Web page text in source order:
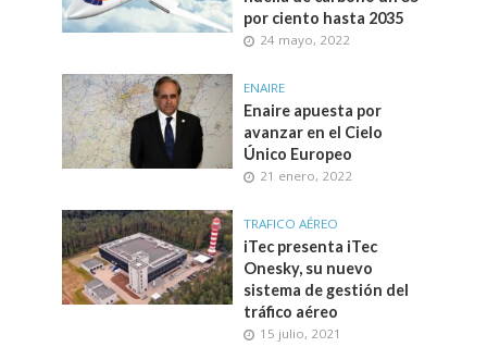
por ciento hasta 2035
24 mayo, 2022
ENAIRE
Enaire apuesta por
avanzar en el Cielo
Único Europeo
21 enero, 2022
TRAFICO AÉREO
iTec presenta iTec
Onesky, su nuevo
sistema de gestión del
tráfico aéreo
15 julio, 2021